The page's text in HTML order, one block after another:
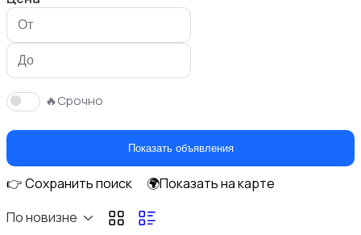
Будущим мамам
Верхняя одежда
🔥Срочно
Показать объявления
👉 Сохранить поиск
🌍Показать на карте
По новизне